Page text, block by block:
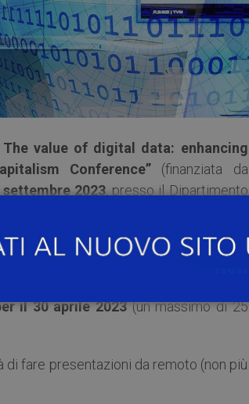
The value of digital data: enhancing
Conference” (finanziata da
settembre 2023, presso il Dipartimento
Stefania Milandell’ Università di
il 30 aprile 2023(un massimo di 25
fare presentazioni da remoto (non più